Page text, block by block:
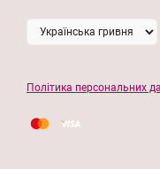
Політика персональних